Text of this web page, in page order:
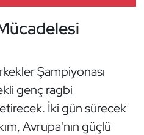
Şampiyonası
genç ragbi
İki gün sürecek
Avrupa'nın güçlü